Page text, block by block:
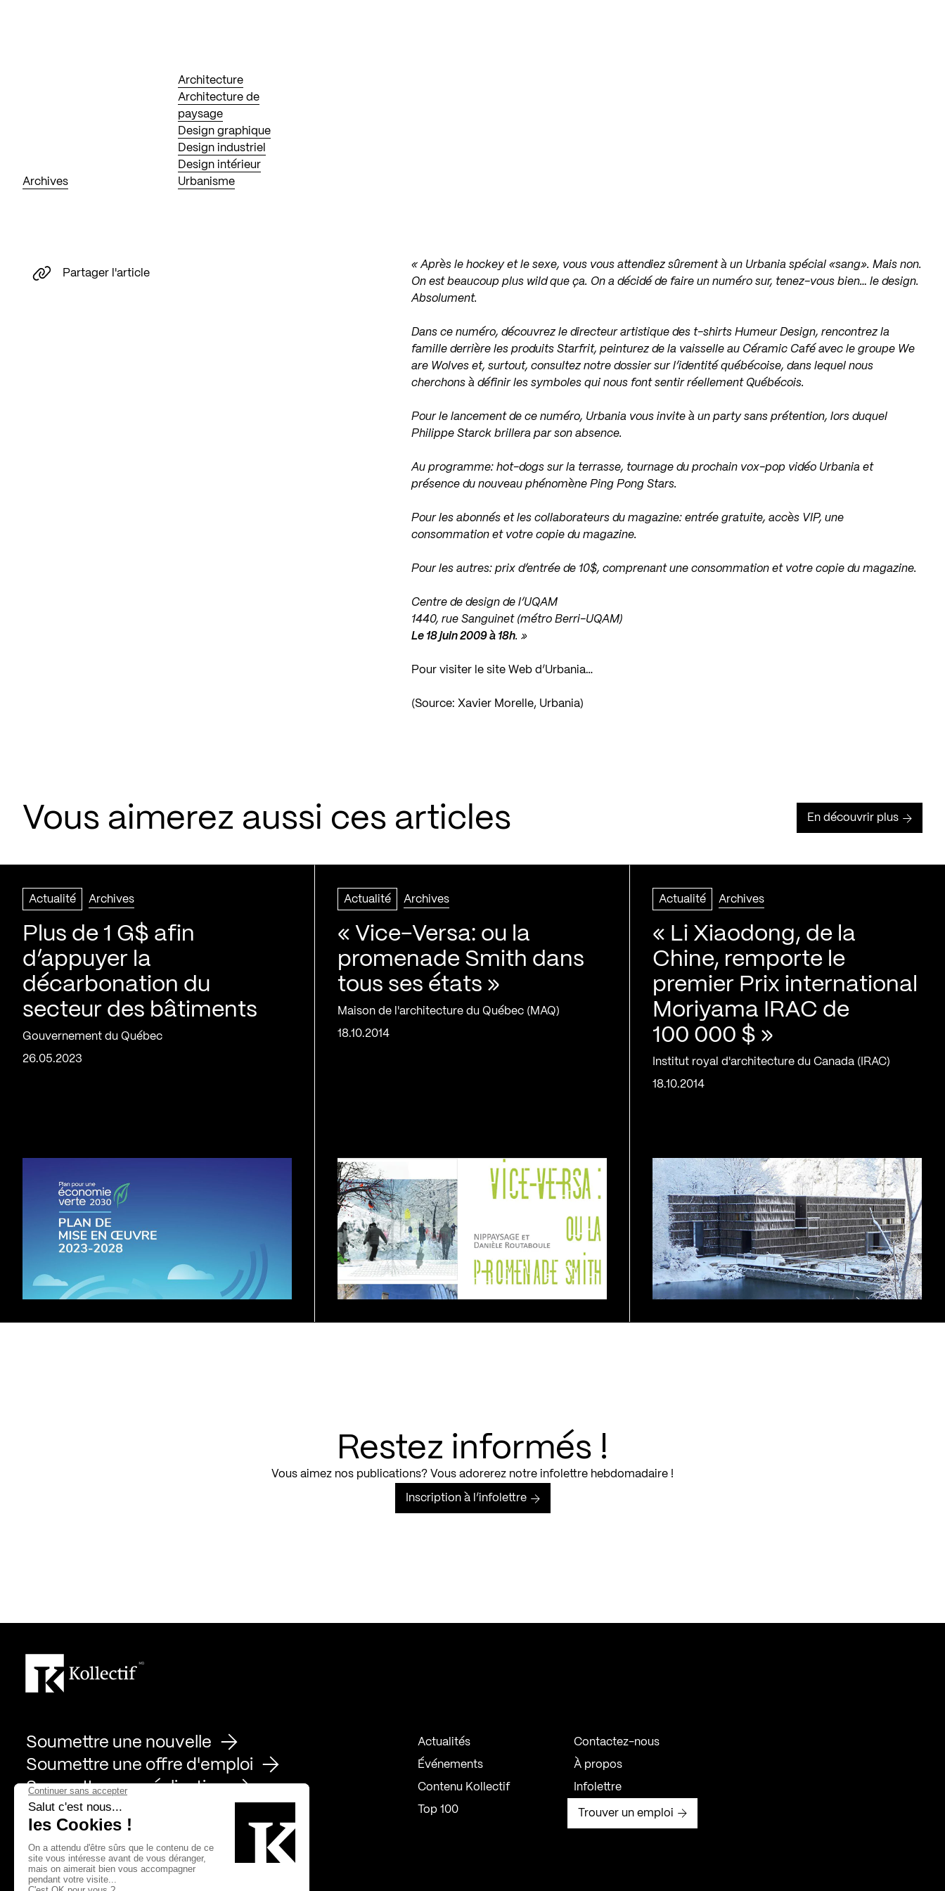
Archives
Architecture
Architecture de
paysage
Design graphique
Design industriel
Design intérieur
Urbanisme
« Après le hockey et le sexe, vous vous attendiez sûrement à un Urbania spécial «sang». Mais non.
On est beaucoup plus wild que ça. On a décidé de faire un numéro sur, tenez-vous bien… le design.
Absolument.
Dans ce numéro, découvrez le directeur artistique des t-shirts Humeur Design, rencontrez la
famille derrière les produits Starfrit, peinturez de la vaisselle au Céramic Café avec le groupe We
are Wolves et, surtout, consultez notre dossier sur l’identité québécoise, dans lequel nous
cherchons à définir les symboles qui nous font sentir réellement Québécois.
Pour le lancement de ce numéro, Urbania vous invite à un party sans prétention, lors duquel
Philippe Starck brillera par son absence.
Au programme: hot-dogs sur la terrasse, tournage du prochain vox-pop vidéo Urbania et
présence du nouveau phénomène Ping Pong Stars.
Pour les abonnés et les collaborateurs du magazine: entrée gratuite, accès VIP, une
consommation et votre copie du magazine.
Pour les autres: prix d’entrée de 10$, comprenant une consommation et votre copie du magazine.
Centre de design de l’UQAM
1440, rue Sanguinet (métro Berri-UQAM)
Le 18 juin 2009 à 18h. »
Pour visiter le site Web d’Urbania…
(Source: Xavier Morelle, Urbania)
Partager l'article
Vous aimerez aussi ces articles En découvrir plus
Actualité Archives
Plus de 1 G$ afin
d’appuyer la
décarbonation du
secteur des bâtiments
Gouvernement du Québec
26.05.2023
Actualité Archives
« Vice-Versa: ou la
promenade Smith dans
tous ses états »
Maison de l'architecture du Québec (MAQ)
18.10.2014
Actualité Archives
« Li Xiaodong, de la
Chine, remporte le
premier Prix international
Moriyama IRAC de
100 000 $ »
Institut royal d'architecture du Canada (IRAC)
18.10.2014
Restez informés !
Vous aimez nos publications? Vous adorerez notre infolettre hebdomadaire !
Inscription à l’infolettre
Soumettre une nouvelle
Soumettre une offre d'emploi
Soumettre une réalisation
Actualités
Événements
Contenu Kollectif
Top 100
Contactez-nous
À propos
Infolettre
Trouver un emploi
Page Facebook de Kollectif
Page Instagram de Kollectif
Page Linkedin de Kollectif